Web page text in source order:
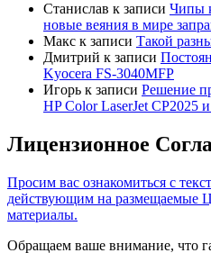
Станислав к записи Чипы
новые веяния в мире
Макс к записи Такой
Дмитрий к записи
Kyocera FS-3040MFP
Игорь к записи Решение
HP Color LaserJet CP2025
Лицензионное
Просим вас ознакомиться с
действующим на размещаемые
материалы.
Обращаем ваше внимание, что